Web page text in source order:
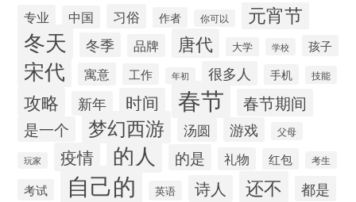
专业 中国 习俗 作者 你可以 元宵节
冬天 冬季 品牌 唐代 大学 学校 孩子
宋代 寓意 工作 年初 很多人 手机 技能
攻略 新年 时间 春节 春节期间
是一个 梦幻西游 汤圆 游戏 父母
玩家 疫情 的人 的是 礼物 红包 考生
考试 自己的 英语 诗人 还不 都是